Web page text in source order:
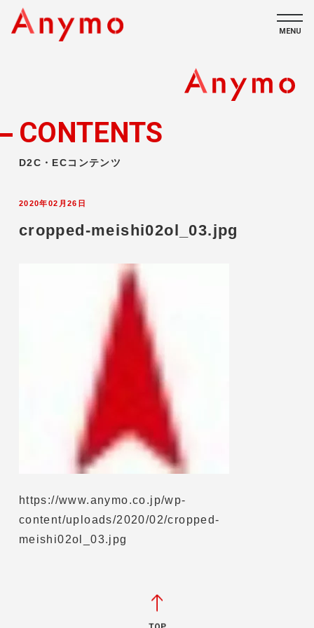
私たちについて
MENU
CONTENTS
D2C・ECコンテンツ
2020年02月26日
cropped-meishi02ol_03.jpg
https://www.anymo.co.jp/wp-
content/uploads/2020/02/cropped-
meishi02ol_03.jpg